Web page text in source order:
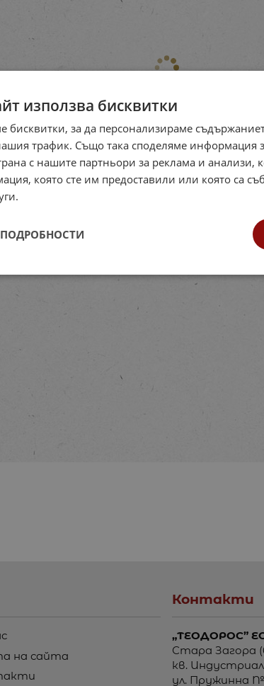
на сайта
Контакти
„ТЕОДОРОС”
Стара Загора
кв.
ул. Пружинна
използва бисквитки
бисквитки, за да персонализираме
трафик. Също така споделяме информация
с нашите партньори за реклама и
която сте им предоставили или която са